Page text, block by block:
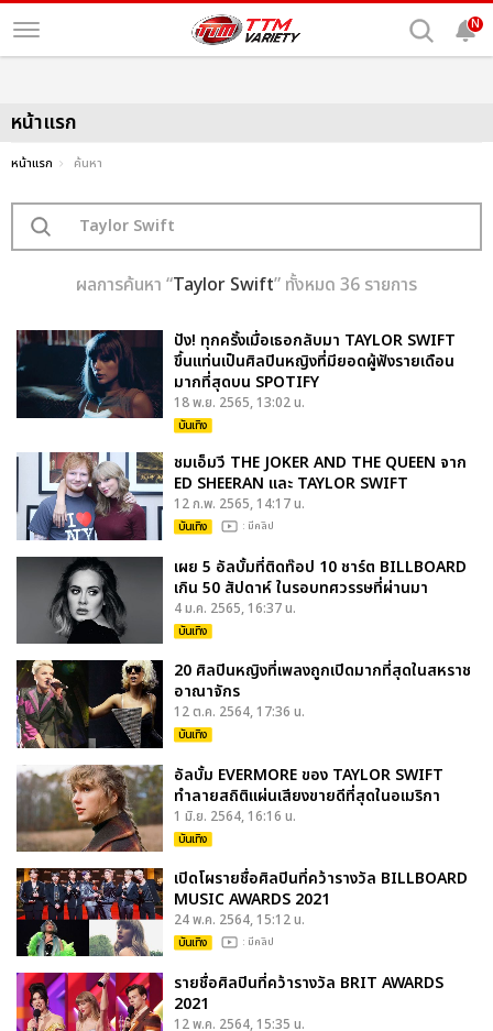
N
หน้าแรก
หน้าแรก ค้นหา
ผลการค้นหา “Taylor Swift” ทั้งหมด 36 รายการ
ปัง! ทุกครั้งเมื่อเธอกลับมา TAYLOR SWIFT
ขึ้นแท่นเป็นศิลปินหญิงที่มียอดผู้ฟังรายเดือน
มากที่สุดบน SPOTIFY
18 พ.ย. 2565, 13:02 น.
บันเทิง
ชมเอ็มวี THE JOKER AND THE QUEEN จาก
ED SHEERAN และ TAYLOR SWIFT
12 ก.พ. 2565, 14:17 น.
บันเทิง : มีคลิป
เผย 5 อัลบั้มที่ติดท๊อป 10 ชาร์ต BILLBOARD
เกิน 50 สัปดาห์ ในรอบทศวรรษที่ผ่านมา
4 ม.ค. 2565, 16:37 น.
บันเทิง
20 ศิลปินหญิงที่เพลงถูกเปิดมากที่สุดในสหราช
อาณาจักร
12 ต.ค. 2564, 17:36 น.
บันเทิง
อัลบั้ม EVERMORE ของ TAYLOR SWIFT
ทำลายสถิติแผ่นเสียงขายดีที่สุดในอเมริกา
1 มิ.ย. 2564, 16:16 น.
บันเทิง
เปิดโผรายชื่อศิลปินที่คว้ารางวัล BILLBOARD
MUSIC AWARDS 2021
24 พ.ค. 2564, 15:12 น.
บันเทิง : มีคลิป
รายชื่อศิลปินที่คว้ารางวัล BRIT AWARDS
2021
12 พ.ค. 2564, 15:35 น.